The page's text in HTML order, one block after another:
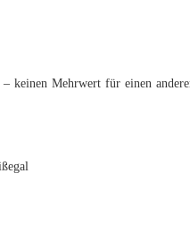
keinen Mehrwert für einen